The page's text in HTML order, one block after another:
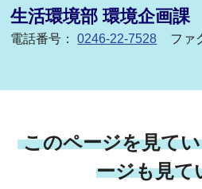
生活環境部 環境企画課
電話番号：0246-22-7528 ファ
このページを見て
ージも見て